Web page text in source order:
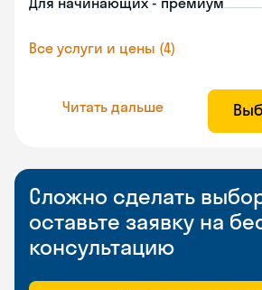
Все услуги и цены (4)
Читать дальше
Сложно сделать
оставьте заявку на
консультацию